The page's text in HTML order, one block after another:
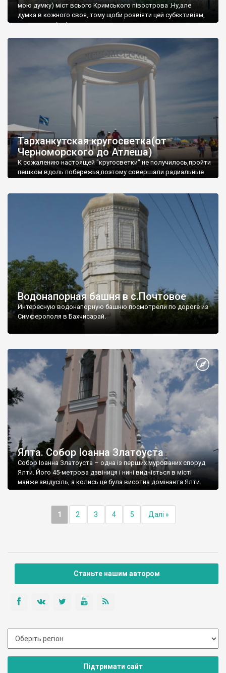
мою думку) міст всього Кримського півострова .Ну,але
думка в кожного своя, тому щоби розвіяти цей субєктивізм,
запрошую відвідати це
Тарханкутская кругосветка(от
Черноморского до Атлеша)
К сожалению настоящей "кругосветки" не получилось,пройти
пешком вдоль побережья,поэтому совершали радиальные
Водонапорная башня в с.Почтовое
Интересную водонапорную башню посмотрели по дороге из
Симферополя в Бахчисарай.
Ялта. Собор Іоанна Златоуста
Собор Іоанна Златоуста – одна із перших мурованих споруд
Ялти. Його 45-метрова дзвіниця і нині видніється в місті
майже звідусіль, а колись це була висотна домінанта Ялти.
1 2 3 4 5 Далі »
Станьте нашим автором
Підтримати сайт